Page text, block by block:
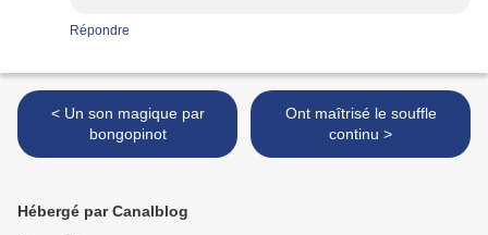
Répondre
< Un son magique par
bongopinot
Ont maîtrisé le souffle
continu >
Hébergé par Canalblog